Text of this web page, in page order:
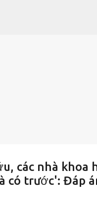
các nhà khoa
có trước': Đáp